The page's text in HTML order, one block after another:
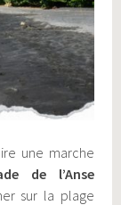
une marche
de l’Anse
sur la plage